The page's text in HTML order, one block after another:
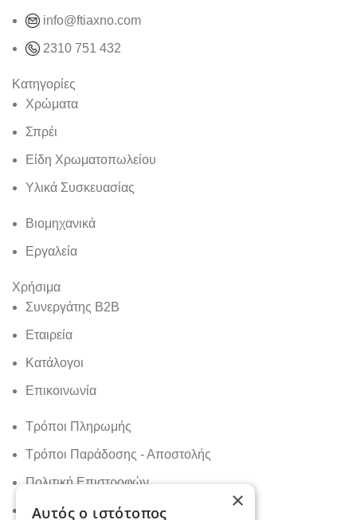
info@ftiaxno.com
2310 751 432
Κατηγορίες
Χρώματα
Σπρέι
Είδη Χρωματοπωλείου
Υλικά Συσκευασίας
Βιομηχανικά
Εργαλεία
Χρήσιμα
Συνεργάτης B2B
Εταιρεία
Κατάλογοι
Επικοινωνία
Τρόποι Πληρωμής
Τρόποι Παράδοσης - Αποστολής
Πολιτική Επιστροφών
Πολιτική Απορρήτου ×
Αυτός ο ιστότοπος